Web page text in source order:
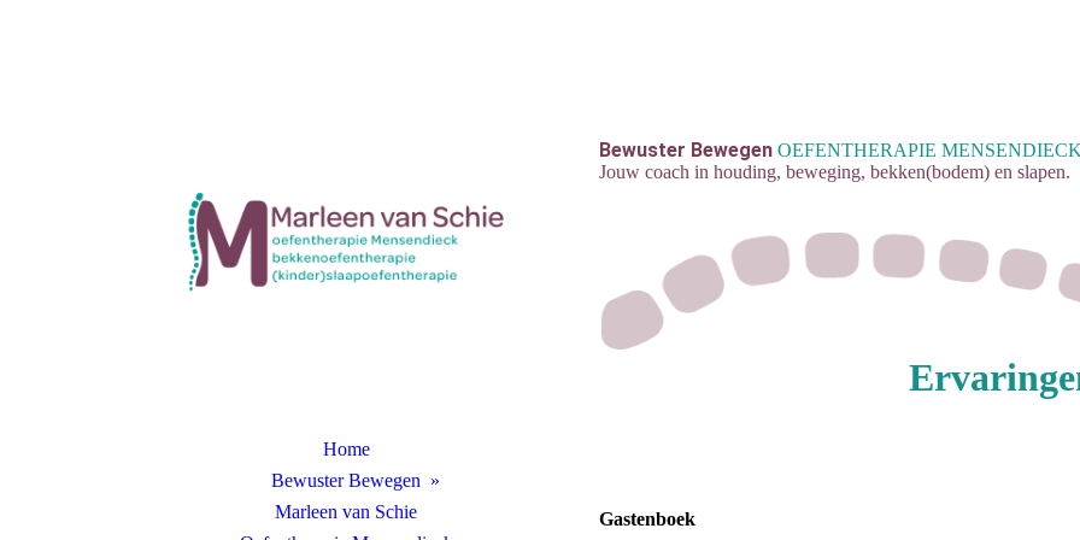
Home
Bewuster Bewegen
Marleen van Schie
Bewuster Bewegen OEFENTHERAPIE
Jouw coach in houding, beweging, bekken(bodem) en slapen.
Gastenboek